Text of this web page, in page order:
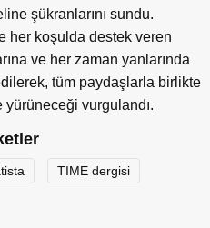
şükranlarını sundu.
her koşulda destek veren
ve her zaman yanlarında
tüm paydaşlarla birlikte
vurgulandı.
TIME dergisi